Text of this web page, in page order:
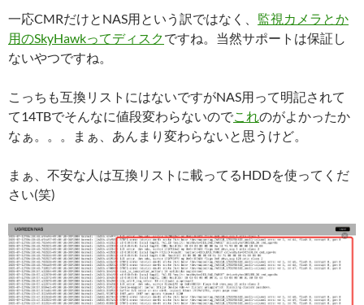
一応CMRだけとNAS用という訳ではなく、 監視カメラとか
用のSkyHawkってディスクですね。当然サポートは保証し
ないやつですね。
こっちも互換リストにはないですがNAS用って明記されて
て14TBでそんなに値段変わらないのでこれのがよかったか
なぁ。。。まぁ、あんまり変わらないと思うけど。
まぁ、不安な人は互換リストに載ってるHDDを使ってくだ
さい(笑)